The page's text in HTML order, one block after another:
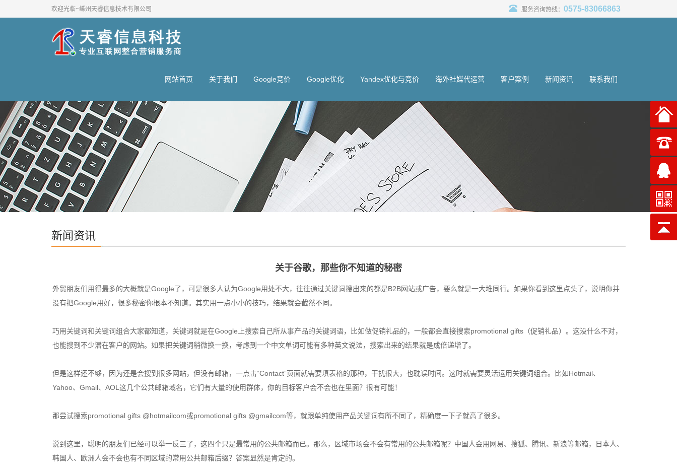
欢迎光临~嵊州天睿信息技术有限公司 服务咨询热线： 0575-83066863
网站首页 关于我们 Google竞价 Google优化 Yandex优化与竞价 海外社媒代运营 客户案例 新闻资讯 联系我们
新闻资讯
关于谷歌，那些你不知道的秘密
外贸朋友们用得最多的大概就是Google了，可是很多人认为Google用处不大，往往通过关键词搜出来的都是B2B网站或广告，要么就是一大堆同行。如果你看到这里点头了，说明你并
没有把Google用好，很多秘密你根本不知道。其实用一点小小的技巧，结果就会截然不同。
巧用关键词和关键词组合大家都知道，关键词就是在Google上搜索自己所从事产品的关键词语，比如做促销礼品的，一般都会直接搜索promotional gifts（促销礼品）。这没什么不对，
也能搜到不少潜在客户的网站。如果把关键词稍微换一换，考虑到一个中文单词可能有多种英文说法，搜索出来的结果就是成倍递增了。
但是这样还不够，因为还是会搜到很多网站，但没有邮箱，一点击“Contact”页面就需要填表格的那种，干扰很大，也耽误时间。这时就需要灵活运用关键词组合。比如Hotmail、
Yahoo、Gmail、AOL这几个公共邮箱域名，它们有大量的使用群体，你的目标客户会不会也在里面？很有可能！
那尝试搜索promotional gifts @hotmailcom或promotional gifts @gmailcom等，就跟单纯使用产品关键词有所不同了，精确度一下子就高了很多。
说到这里，聪明的朋友们已经可以举一反三了，这四个只是最常用的公共邮箱而已。那么，区域市场会不会有常用的公共邮箱呢？中国人会用网易、搜狐、腾讯、新浪等邮箱，日本人、
韩国人、欧洲人会不会也有不同区域的常用公共邮箱后缀？答案显然是肯定的。